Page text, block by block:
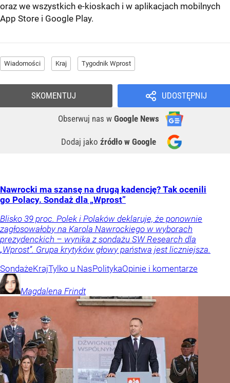
oraz we wszystkich e-kioskach i w aplikacjach mobilnych
App Store i Google Play.
Wiadomości Kraj Tygodnik Wprost
UDOSTĘPNIJ
Obserwuj nas w Google News
Dodaj jako źródło w Google
SKOMENTUJ
Nawrocki ma szansę na drugą kadencję? Tak ocenili
go Polacy. Sondaż dla „Wprost”
Blisko 39 proc. Polek i Polaków deklaruje, że ponownie
zagłosowałoby na Karola Nawrockiego w wyborach
prezydenckich – wynika z sondażu SW Research dla
„Wprost”. Grupa krytyków głowy państwa jest liczniejsza.
SondażeKrajTylko u NasPolitykaOpinie i komentarze
Magdalena Frindt